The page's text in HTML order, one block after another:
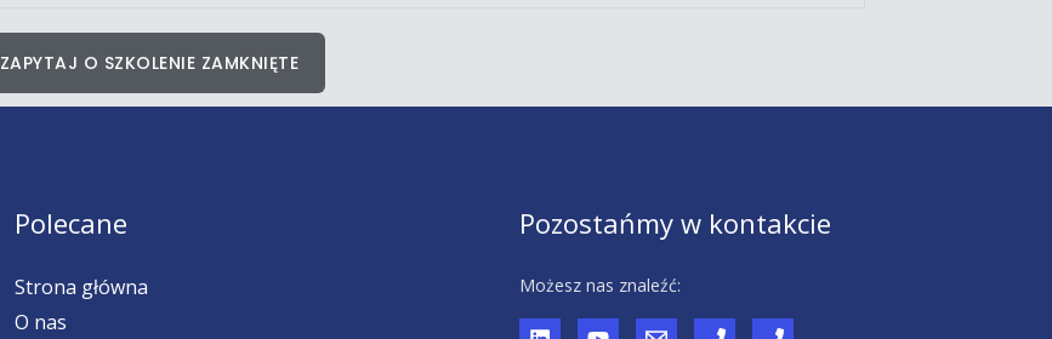
ZAPYTAJ O SZKOLENIE ZAMKNIĘTE
Polecane
Strona główna
O nas
Pozostańmy w kontakcie
Możesz nas znaleźć: